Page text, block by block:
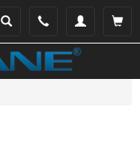
Ver
Mi
Teléfono
Buscar